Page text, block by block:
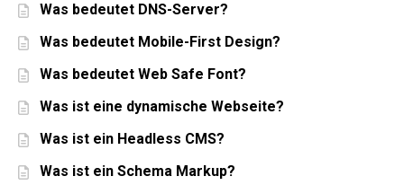
Was bedeutet DNS-Server?
Was bedeutet Mobile-First Design?
Was bedeutet Web Safe Font?
Was ist eine dynamische Webseite?
Was ist ein Headless CMS?
Was ist ein Schema Markup?